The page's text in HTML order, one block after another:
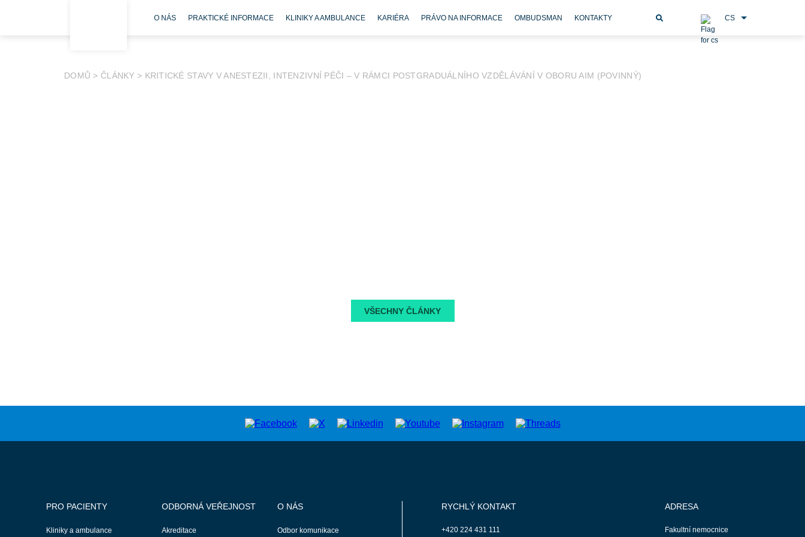
O NÁS PRAKTICKÉ INFORMACE KLINIKY A AMBULANCE KARIÉRA PRÁVO NA INFORMACE OMBUDSMAN KONTAKTY CS
DOMŮ > ČLÁNKY > KRITICKÉ STAVY V ANESTEZII, INTENZIVNÍ PÉČI – V RÁMCI POSTGRADUÁLNÍHO VZDĚLÁVÁNÍ V OBORU AIM (POVINNÝ)
VŠECHNY ČLÁNKY
PRO PACIENTY
Kliniky a ambulance
ODBORNÁ VEŘEJNOST
Akreditace
O NÁS
Odbor komunikace
RYCHLÝ KONTAKT
+420 224 431 111
ADRESA
Fakultní nemocnice